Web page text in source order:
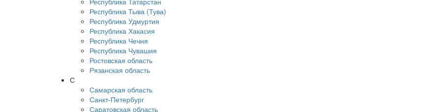
Республика Тыва (Тува)
Республика Удмуртия
Республика Хакасия
Республика Чечня
Республика Чувашия
Ростовская область
Рязанская область
С
Самарская область
Санкт-Петербург
Саратовская область